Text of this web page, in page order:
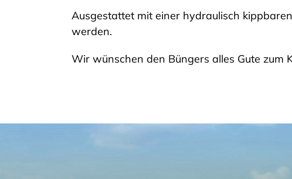
Ausgestattet mit einer hydraulisch
werden.
Wir wünschen den Büngers alles Gute zum